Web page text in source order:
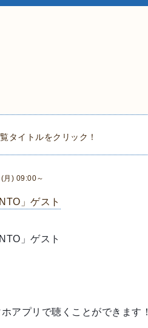
タイトルをクリック！
月) 09:00～
」ゲスト
」ゲスト
アプリで聴くことができます